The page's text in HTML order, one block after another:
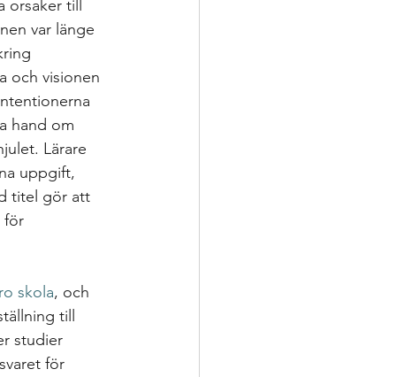
till
var länge
och visionen
hand om
Lärare
uppgift,
titel gör att
för
skola, och
till
studier
för